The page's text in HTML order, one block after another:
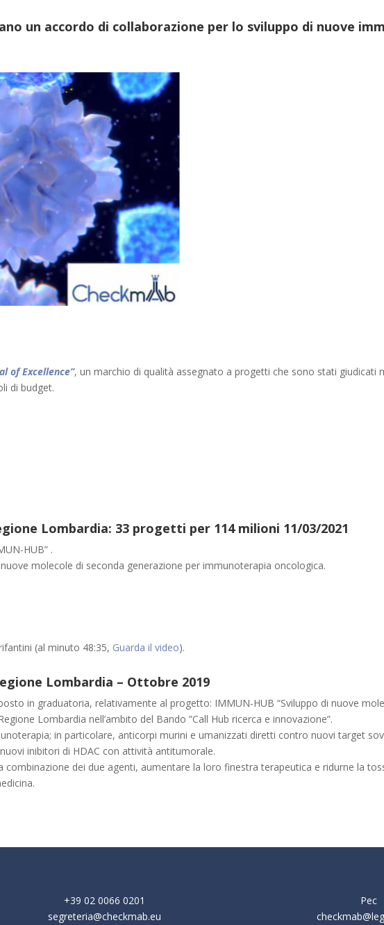
un accordo di collaborazione per lo sviluppo di nuove
of Excellence”, un marchio di qualità assegnato a progetti che sono stati giudicati
di budget.
Lombardia: 33 progetti per 114 milioni 11/03/2021
HUB” .
molecole di seconda generazione per immunoterapia oncologica.
(al minuto 48:35, Guarda il video).
Lombardia – Ottobre 2019
in graduatoria, relativamente al progetto: IMMUN-HUB “Sviluppo di nuove
Lombardia nell’ambito del Bando ”Call Hub ricerca e innovazione”.
in particolare, anticorpi murini e umanizzati diretti contro nuovi target
inibitori di HDAC con attività antitumorale.
combinazione dei due agenti, aumentare la loro finestra terapeutica e ridurne la
+39 02 0066 0201
segreteria@checkmab.eu
Pec